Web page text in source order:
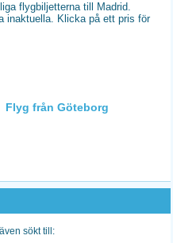
flygbiljetterna till Madrid.
inaktuella. Klicka på ett pris för
Flyg från Göteborg
sökt till: